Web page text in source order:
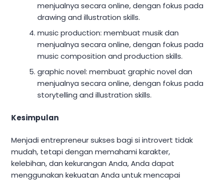
menjualnya secara online, dengan fokus pada
drawing and illustration skills.
music production: membuat musik dan
menjualnya secara online, dengan fokus pada
music composition and production skills.
graphic novel: membuat graphic novel dan
menjualnya secara online, dengan fokus pada
storytelling and illustration skills.
Kesimpulan
Menjadi entrepreneur sukses bagi si introvert tidak
mudah, tetapi dengan memahami karakter,
kelebihan, dan kekurangan Anda, Anda dapat
menggunakan kekuatan Anda untuk mencapai